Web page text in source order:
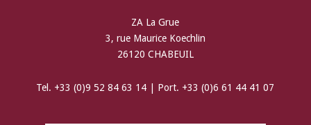
ZA La Grue
3, rue Maurice Koechlin
26120 CHABEUIL
Tel. +33 (0)9 52 84 63 14 | Port. +33 (0)6 61 44 41 07